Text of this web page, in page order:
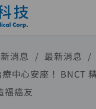
消息
最新消息
中心安座！ BNCT
福癌友